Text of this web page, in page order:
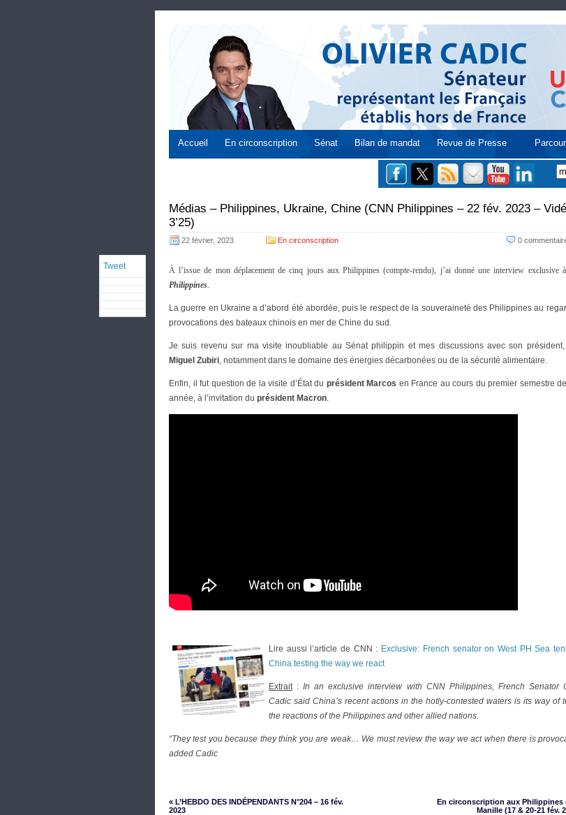
Accueil En circonscription Sénat Bilan de mandat Revue de Presse
Médias – Philippines, Ukraine, Chine (CNN Philippines – 22 fév. 2023 –
3’25)
22 février, 2023 En circonscription 0
Tweet À l’issue de mon déplacement de cinq jours aux Philippines (compte-rendu), j’ai donné une interview exclusive à
Philippines.
La guerre en Ukraine a d’abord été abordée, puis le respect de la souveraineté des Philippines au
provocations des bateaux chinois en mer de Chine du sud.
Je suis revenu sur ma visite inoubliable au Sénat philippin et mes discussions avec son président,
Miguel Zubiri, notamment dans le domaine des énergies décarbonées ou de la sécurité alimentaire.
Enfin, il fut question de la visite d’État du président Marcos en France au cours du premier semestre
année, à l’invitation du président Macron.
Lire aussi l’article de CNN : Exclusive: French senator on West PH Sea
China testing the way we react
Extrait:In an exclusive interview with CNN Philippines, French Senator
Cadic said China’s recent actions in the hotly-contested waters is its way of
the reactions of the Philippines and other allied nations.
“They test you because they think you are weak… We must review the way we act when there is
added Cadic
« L’HEBDO DES INDÉPENDANTS N°204 – 16 fév.
2023
En circonscription aux Philippines
Manille (17 & 20-21 fév.